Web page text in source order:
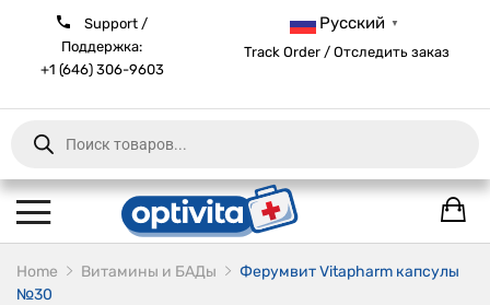
Support /
Поддержка:
+1 (646) 306-9603
Русский ▼
Track Order / Отследить заказ
Products
search
Home Витамины и БАДы
Ферумвит Vitapharm капсулы
№30